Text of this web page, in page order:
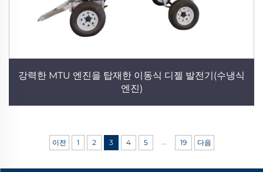
강력한 MTU 엔진을 탑재한 이동식 디젤 발전기(수냉식
엔진)
이전 1 2 3 4 5 19 다음